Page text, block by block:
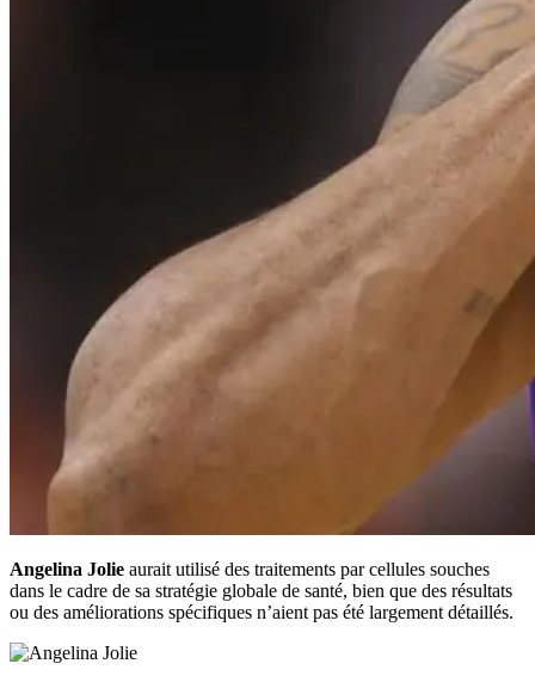
Angelina Jolie aurait utilisé des traitements par cellules souches
dans le cadre de sa stratégie globale de santé, bien que des résultats
ou des améliorations spécifiques n’aient pas été largement détaillés.